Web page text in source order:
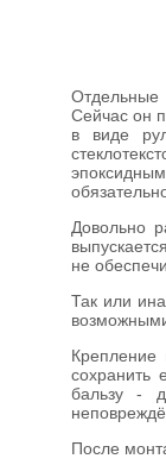
Отдельные
Сейчас он
в виде
Довольно
не
Так или
Крепление
сохранить
бальзу -
После